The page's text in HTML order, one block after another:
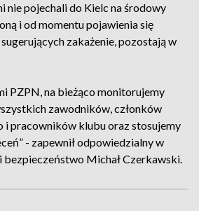
nie pojechali do Kielc na środowy
i od momentu pojawienia się
zakażenie, pozostają w
PZPN, na bieżąco monitorujemy
zawodników, członków
i pracowników klubu oraz stosujemy
- zapewnił odpowiedzialny w
bezpieczeństwo Michał Czerkawski.